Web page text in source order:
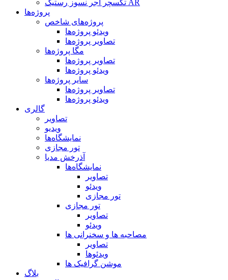
تکسچر آجر نسوز رستیک AR
پروژه‌ها
پروژه‌های شاخص
ویدئو پروژه‌ها
تصاویر پروژه‌ها
مگا پروژه‌ها
تصاویر پروژه‌ها
ویدئو پروژه‌ها
سایر پروژه‌ها
تصاویر پروژه‌ها
ویدئو پروژه‌ها
گالری
تصاویر
ویدیو
نمایشگاه‌ها
تور مجازی
آذرخش مدیا
نمایشگاه‌ها
تصاویر
ویدئو
تور مجازی
تور مجازی
تصاویر
ویدئو
مصاحبه ها و سخنرانی ها
تصاویر
ویدئوها
موشن گرافیک ها
بلاگ